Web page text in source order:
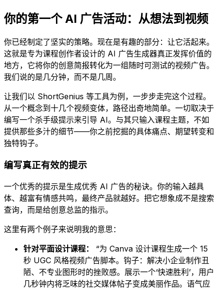
你的第一个 AI 广告活动：从想法到视频
你已经制定了坚实的策略。现在是有趣的部分：让它活起来。
这就是专为课程创作者设计的 AI 广告生成器真正发挥价值的
地方，它将你的创意简报转化为一组随时可测试的视频广告。
我们说的是几分钟，而不是几周。
让我们以 ShortGenius 等工具为例，一步步走完这个过程。
从一个概念到十几个视频变体，路径出奇地简单。一切取决于
编写一个杀手级提示来引导 AI。与其只输入课程主题，不如
提供那些多汁的细节——你之前挖掘的具体痛点、期望转变和
独特钩子。
编写真正有效的提示
一个优秀的提示是生成优秀 AI 广告的秘诀。你的输入越具
体、越富有情感共鸣，最终产品就越好。把它想象成不是搜索
查询，而是给创意总监的指示。
这里有两个例子来说明我的意思：
针对平面设计课程：
“为 Canva 设计课程生成一个 15
秒 UGC 风格视频广告脚本。钩子：解决小企业制作丑
陋、不专业图形时的挫败感。展示一个‘快速胜利’，用户
几秒钟内将乏味的社交媒体帖子变成美丽作品。语气应